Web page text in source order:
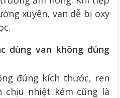
xuyên, van dễ bị oxy
dùng van không đúng
đúng kích thước, ren
chịu nhiệt kém cũng là